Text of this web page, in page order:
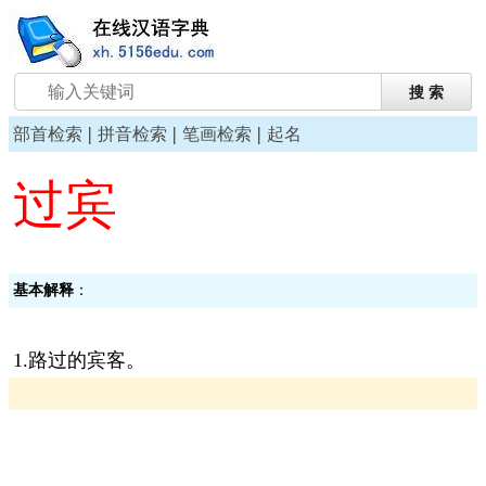
部首检索 | 拼音检索 | 笔画检索 | 起名
过宾
基本解释 ：
1.路过的宾客。